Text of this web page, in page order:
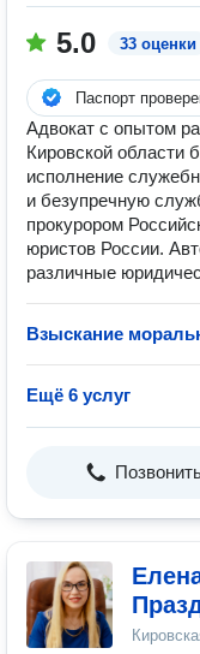
5.0 33 оценки
Паспорт
Адвокат с опытом
Кировской области
исполнение
и безупречную
прокурором
юристов России.
различные
Взыскание
Ещё 6 услуг